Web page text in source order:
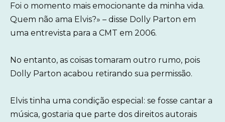
Foi o momento mais emocionante da minha vida.
Quem não ama Elvis?» – disse Dolly Parton em
uma entrevista para a CMT em 2006.
No entanto, as coisas tomaram outro rumo, pois
Dolly Parton acabou retirando sua permissão.
Elvis tinha uma condição especial: se fosse cantar a
música, gostaria que parte dos direitos autorais